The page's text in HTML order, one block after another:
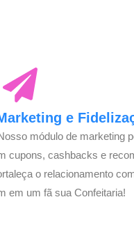
e
módulo de marketing
cupons, cashbacks e
o relacionamento
em um fã sua Confeitaria!